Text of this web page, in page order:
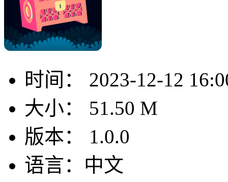
时间：
2023-12-12
大小：
51.50 M
版本：
1.0.0
语言： 中文